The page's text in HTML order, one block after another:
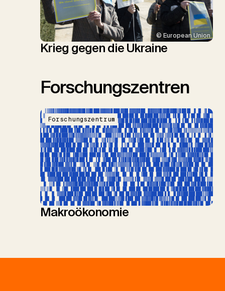
© European Union
Krieg gegen die Ukraine
Forschungszentren
Forschungszentrum
Makroökonomie